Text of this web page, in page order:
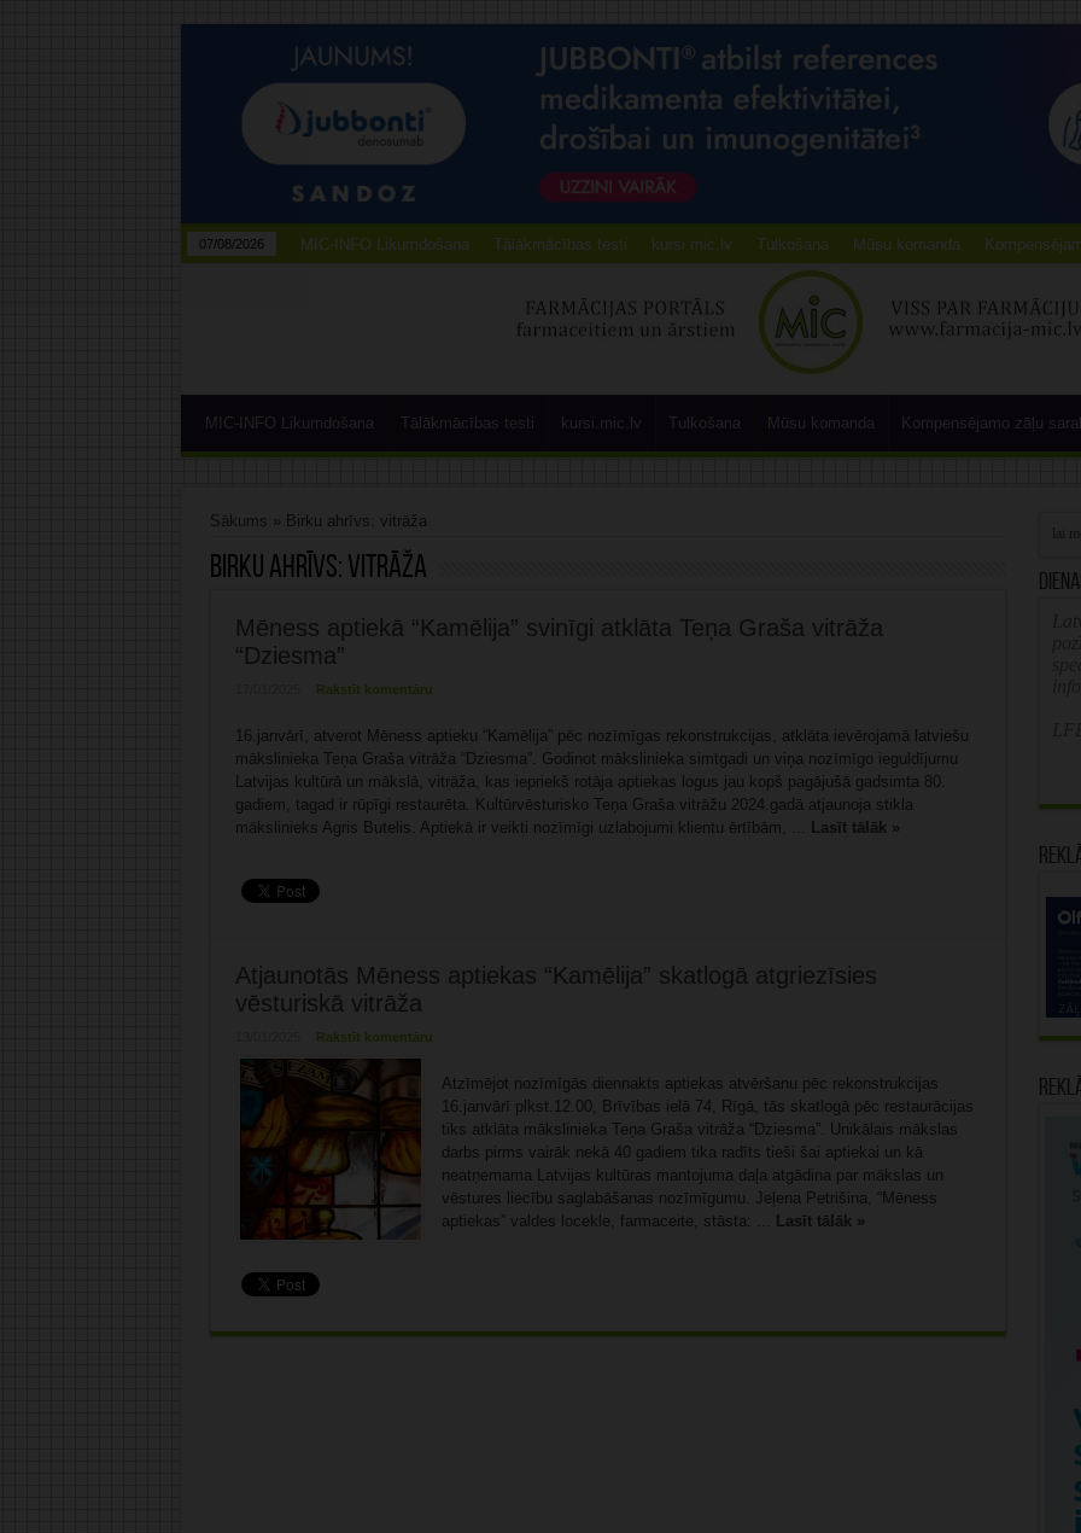
07/08/2026 MIC-INFO Likumdošana Tālākmācības testi kursi.mic.lv Tulkošana Mūsu komanda
MIC-INFO Likumdošana Tālākmācības testi kursi.mic.lv Tulkošana Mūsu komanda Kompensējamo zāļu
Sākums » Birku ahrīvs: vitrāža
Birku ahrīvs: vitrāža
Mēness aptiekā “Kamēlija” svinīgi atklāta Teņa Graša vitrāža
“Dziesma”
Rakstīt komentāru
16.janvārī, atverot Mēness aptieku “Kamēlija” pēc nozīmīgas rekonstrukcijas, atklāta ievērojamā latviešu
mākslinieka Teņa Graša vitrāža “Dziesma”. Godinot mākslinieka simtgadi un viņa nozīmīgo ieguldījumu
Latvijas kultūrā un mākslā, vitrāža, kas iepriekš rotāja aptiekas logus jau kopš pagājušā gadsimta 80.
gadiem, tagad ir rūpīgi restaurēta. Kultūrvēsturisko Teņa Graša vitrāžu 2024.gadā atjaunoja stikla
mākslinieks Agris Butelis. Aptiekā ir veikti nozīmīgi uzlabojumi klientu ērtībām, ... Lasīt tālāk »
Atjaunotās Mēness aptiekas “Kamēlija” skatlogā atgriezīsies
vēsturiskā vitrāža
Rakstīt komentāru
Atzīmējot nozīmīgās diennakts aptiekas atvēršanu pēc rekonstrukcijas
16.janvārī plkst.12.00, Brīvības ielā 74, Rīgā, tās skatlogā pēc restaurācijas
tiks atklāta mākslinieka Teņa Graša vitrāža “Dziesma”. Unikālais mākslas
darbs pirms vairāk nekā 40 gadiem tika radīts tieši šai aptiekai un kā
neatņemama Latvijas kultūras mantojuma daļa atgādina par mākslas un
vēstures liecību saglabāšanas nozīmīgumu. Jeļena Petrišina, “Mēness
aptiekas” valdes locekle, farmaceite, stāsta: ... Lasīt tālāk »